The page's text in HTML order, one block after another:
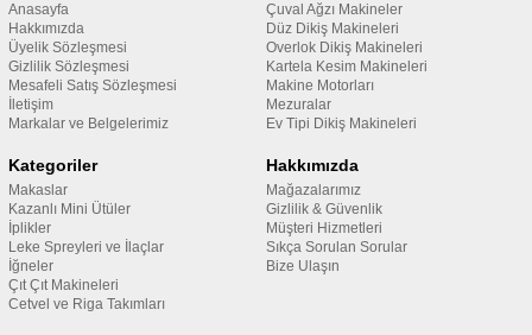
Anasayfa
Hakkımızda
Üyelik Sözleşmesi
Gizlilik Sözleşmesi
Mesafeli Satış Sözleşmesi
İletişim
Markalar ve Belgelerimiz
Çuval Ağzı Makineler
Düz Dikiş Makineleri
Overlok Dikiş Makineleri
Kartela Kesim Makineleri
Makine Motorları
Mezuralar
Ev Tipi Dikiş Makineleri
Kategoriler
Makaslar
Kazanlı Mini Ütüler
İplikler
Leke Spreyleri ve İlaçlar
İğneler
Çıt Çıt Makineleri
Cetvel ve Riga Takımları
Hakkımızda
Mağazalarımız
Gizlilik & Güvenlik
Müşteri Hizmetleri
Sıkça Sorulan Sorular
Bize Ulaşın